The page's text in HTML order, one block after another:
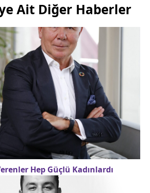
Ait Diğer Haberler
Hep Güçlü Kadınlardı